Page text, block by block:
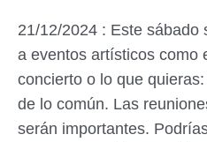
21/12/2024 : Este sábado
a eventos artísticos como
concierto o lo que
de lo común. Las
serán importantes.